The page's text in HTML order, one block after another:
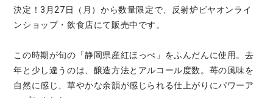
決定！3月27日（月）から数量限定で、反射炉ビヤオンライ
ンショップ・飲食店にて販売中です。
この時期が旬の「静岡県産紅ほっぺ」をふんだんに使用。去
年と少し違うのは、醸造方法とアルコール度数。苺の風味を
自然に感じ、華やかな余韻が感じられる仕上がりにパワーア